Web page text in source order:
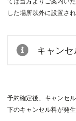
した場所以外に設置さ
キャン
予約確定後、キャンセ
下のキャンセル料が発生